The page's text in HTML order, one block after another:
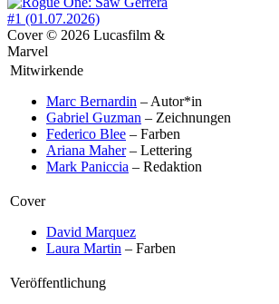
Cover © 2026 Lucasfilm &
Marvel
Mitwirkende
Marc Bernardin – Autor*in
Gabriel Guzman – Zeichnungen
Federico Blee – Farben
Ariana Maher– Lettering
Mark Paniccia – Redaktion
Cover
David Marquez
Laura Martin – Farben
Veröffentlichung